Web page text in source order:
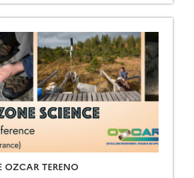
de l’école d’été L’école
et tous: chercheurs,
ingénieurs,
[…]
OZCAR TERENO